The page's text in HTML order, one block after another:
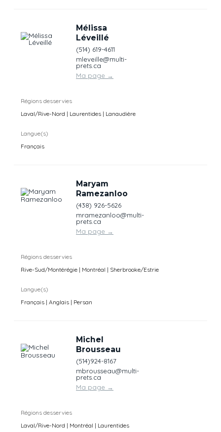
Mélissa
Léveillé
(514) 619-4611
mleveille@multi-
prets.ca
Ma page →
Régions desservies
Laval/Rive-Nord | Laurentides | Lanaudière
Langue(s)
Français
Maryam
Ramezanloo
(438) 926-5626
mramezanloo@multi-
prets.ca
Ma page →
Régions desservies
Rive-Sud/Montérégie | Montréal | Sherbrooke/Estrie
Langue(s)
Français | Anglais | Persan
Michel
Brousseau
(514)924-8167
mbrousseau@multi-
prets.ca
Ma page →
Régions desservies
Laval/Rive-Nord | Montréal | Laurentides